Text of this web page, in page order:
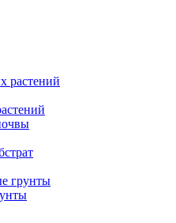
растений
грунты